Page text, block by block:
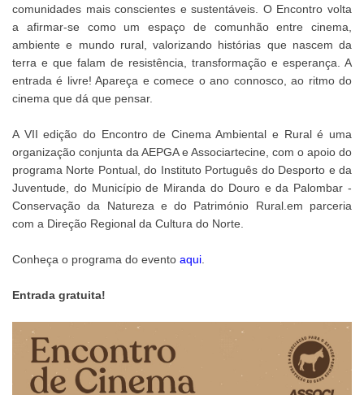
comunidades mais conscientes e sustentáveis. O Encontro volta
a afirmar-se como um espaço de comunhão entre cinema,
ambiente e mundo rural, valorizando histórias que nascem da
terra e que falam de resistência, transformação e esperança. A
entrada é livre! Apareça e comece o ano connosco, ao ritmo do
cinema que dá que pensar.
A VII edição do Encontro de Cinema Ambiental e Rural é uma
organização conjunta da AEPGA e Associartecine, com o apoio do
programa Norte Pontual, do Instituto Português do Desporto e da
Juventude, do Município de Miranda do Douro e da Palombar -
Conservação da Natureza e do Património Rural.em parceria
com a Direção Regional da Cultura do Norte.
Conheça o programa do evento aqui
Entrada gratuita!